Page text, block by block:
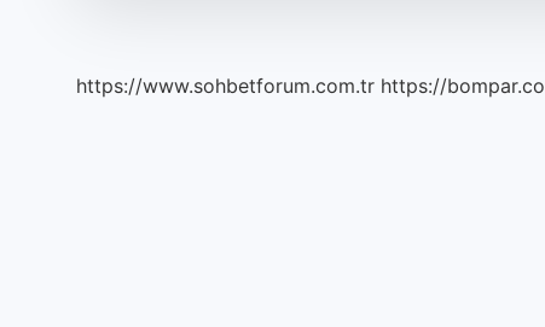
https://www.sohbetforum.com.tr https://